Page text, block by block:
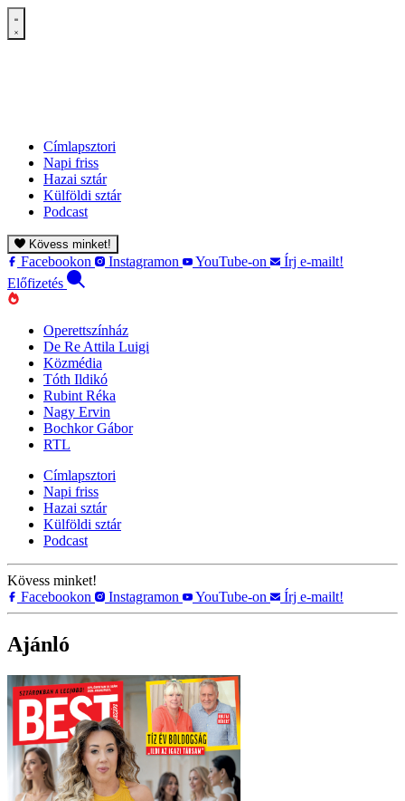
Címlapsztori
Napi friss
Hazai sztár
Külföldi sztár
Podcast
Kövess minket!
Facebookon Instagramon YouTube-on
Írj e-mailt!
Előfizetés
Operettszínház
De Re Attila Luigi
Közmédia
Tóth Ildikó
Rubint Réka
Nagy Ervin
Bochkor Gábor
RTL
Címlapsztori
Napi friss
Hazai sztár
Külföldi sztár
Podcast
Kövess minket!
Facebookon
Instagramon YouTube-on Írj e-mailt!
Ajánló